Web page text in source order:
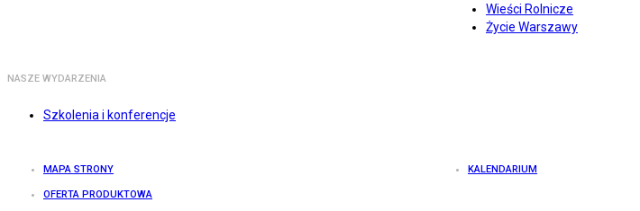
Wieści Rolnicze
Życie Warszawy
NASZE WYDARZENIA
Szkolenia i konferencje
MAPA STRONY KALENDARIUM
OFERTA PRODUKTOWA